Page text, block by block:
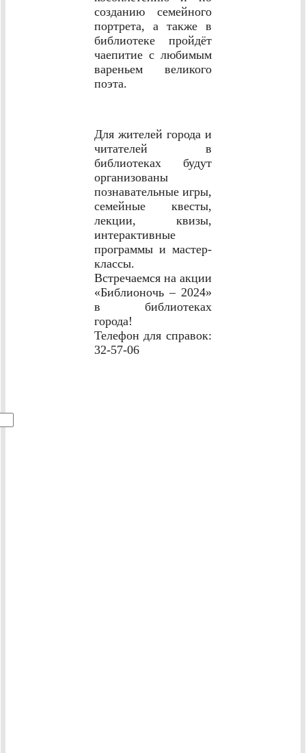
созданию семейного
портрета, а также в
библиотеке пройдёт
чаепитие с любимым
вареньем великого
поэта.
Для жителей города и
читателей в
библиотеках будут
организованы
познавательные игры,
семейные квесты,
лекции, квизы,
интерактивные
программы и мастер-
классы.
Встречаемся на акции
«Библионочь – 2024»
в библиотеках
города!
Телефон для справок:
32-57-06